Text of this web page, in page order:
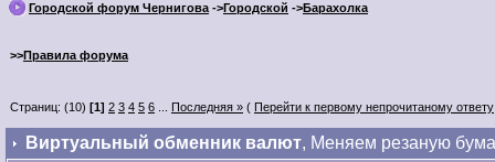
Городской форум Чернигова ->Городской ->Барахолка
>>Правила форума
Страниц: (10) [1] 2 3 4 5 6 Последняя » ( Перейти к первому непрочитаному ответу
Виртуальный обменник валют, Меняем резаную